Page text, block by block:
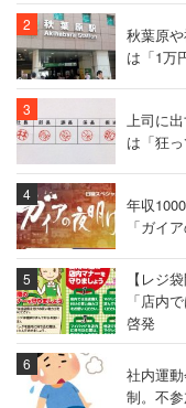
秋葉原
は「1万
上司に
は「狂
年収
「ガイ
【レジ
「店内
啓発
社内運
制。不